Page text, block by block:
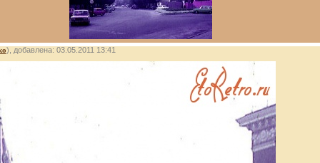
), добавлена: 03.05.2011 13:41